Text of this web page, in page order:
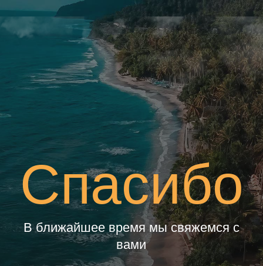
ГЛАВНАЯ
В ближайшее время мы свяжемся с
вами
Спасибо